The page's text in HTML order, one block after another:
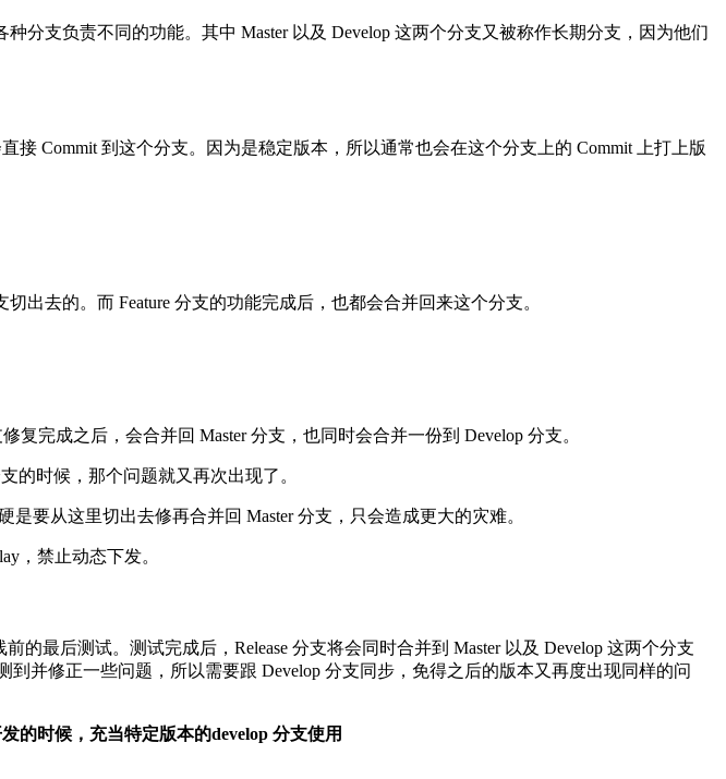
种分支负责不同的功能。其中 Master 以及 Develop 这两个分支又被称作长期分支，因为他们
Commit 到这个分支。因为是稳定版本，所以通常也会在这个分支上的 Commit 上打上版
出去的。而 Feature 分支的功能完成后，也都会合并回来这个分支。
完成之后，会合并回 Master 分支，也同时会合并一份到 Develop 分支。
的时候，那个问题就又再次出现了。
要从这里切出去修再合并回 Master 分支，只会造成更大的灾难。
，禁止动态下发。
的最后测试。测试完成后，Release 分支将会同时合并到 Master 以及 Develop 这两个分支
到并修正一些问题，所以需要跟 Develop 分支同步，免得之后的版本又再度出现同样的问
的时候，充当特定版本的develop 分支使用